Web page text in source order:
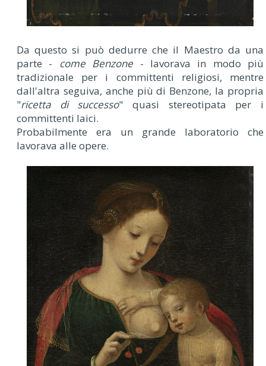
Da questo si può dedurre che il Maestro da una
parte - come Benzone - lavorava in modo più
tradizionale per i committenti religiosi, mentre
dall'altra seguiva, anche più di Benzone, la propria
"ricetta di successo" quasi stereotipata per i
committenti laici.
Probabilmente era un grande laboratorio che
lavorava alle opere.